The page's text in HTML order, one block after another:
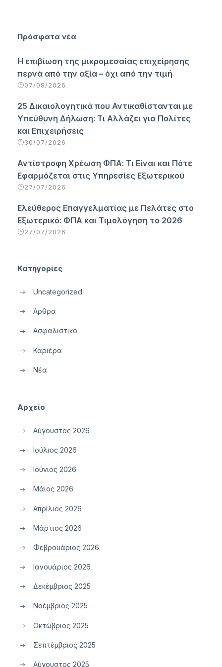
Πρόσφατα νέα
Η επιβίωση της μικρομεσαίας επιχείρησης
περνά από την αξία – όχι από την τιμή
07/08/2026
25 Δικαιολογητικά που Αντικαθίστανται με
Υπεύθυνη Δήλωση: Τι Αλλάζει για Πολίτες
και Επιχειρήσεις
30/07/2026
Αντίστροφη Χρέωση ΦΠΑ: Τι Είναι και Πότε
Εφαρμόζεται στις Υπηρεσίες Εξωτερικού
27/07/2026
Ελεύθερος Επαγγελματίας με Πελάτες στο
Εξωτερικό: ΦΠΑ και Τιμολόγηση το 2026
27/07/2026
Κατηγορίες
Uncategorized
Άρθρα
Ασφαλιστικό
Καριέρα
Νέα
Αρχείο
Αύγουστος 2026
Ιούλιος 2026
Ιούνιος 2026
Μάιος 2026
Απρίλιος 2026
Μάρτιος 2026
Φεβρουάριος 2026
Ιανουάριος 2026
Δεκέμβριος 2025
Νοέμβριος 2025
Οκτώβριος 2025
Σεπτέμβριος 2025
Αύγουστος 2025